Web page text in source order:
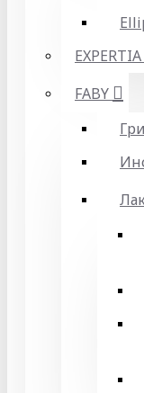
FABY